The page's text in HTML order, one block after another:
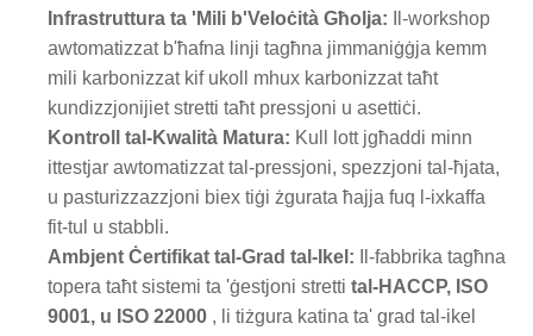
Infrastruttura ta 'Mili b'Veloċità Għolja:
Il-workshop
awtomatizzat b'ħafna linji tagħna jimmaniġġja kemm
mili karbonizzat kif ukoll mhux karbonizzat taħt
kundizzjonijiet stretti taħt pressjoni u asettiċi.
Kontroll tal-Kwalità Matura: Kull lott jgħaddi minn
ittestjar awtomatizzat tal-pressjoni, spezzjoni tal-ħjata,
u pasturizzazzjoni biex tiġi żgurata ħajja fuq l-ixkaffa
fit-tul u stabbli.
Ambjent Ċertifikat tal-Grad tal-Ikel:
Il-fabbrika tagħna
topera taħt sistemi ta 'ġestjoni stretti tal-HACCP, ISO
9001, u ISO 22000 , li tiżgura katina ta' grad tal-ikel